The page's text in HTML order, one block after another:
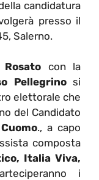
candidatura
presso il
Salerno.
con la
Pellegrinosi
elettorale che
del Candidato
., a capo
composta
Italia Viva,
i